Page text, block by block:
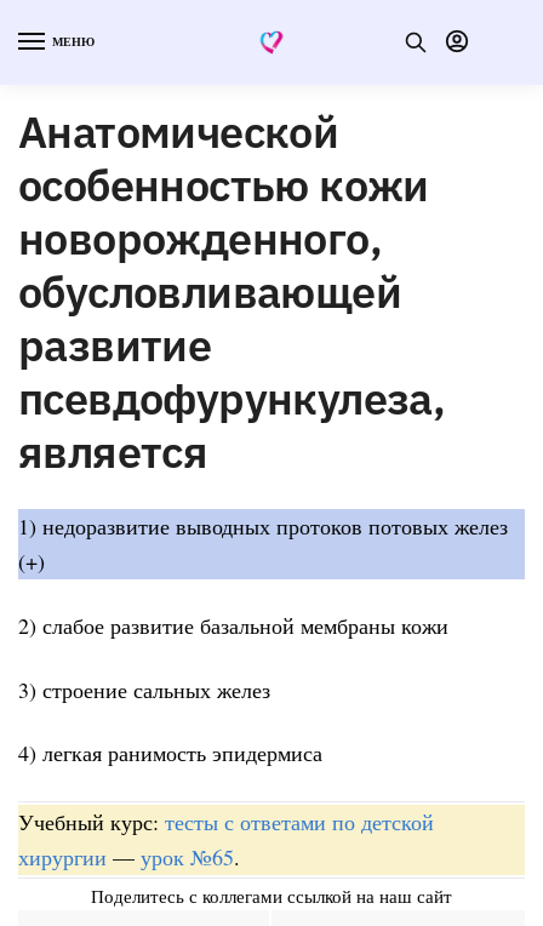
МЕНЮ
Анатомической
особенностью кожи
новорожденного,
обусловливающей
развитие
псевдофурункулеза,
является
1) недоразвитие выводных протоков потовых желез
(+)
2) слабое развитие базальной мембраны кожи
3) строение сальных желез
4) легкая ранимость эпидермиса
Учебный курс: тесты с ответами по детской
хирургии — урок №65.
Поделитесь с коллегами ссылкой на наш сайт